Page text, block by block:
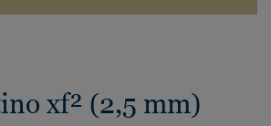
xf² (2,5 mm)